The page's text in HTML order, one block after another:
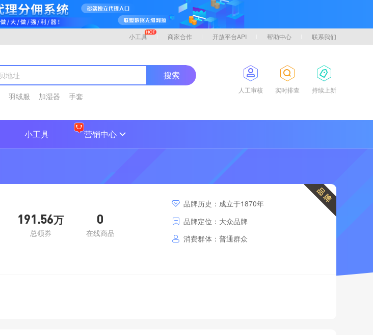
小工具 商家合作 开放平台API 帮助中心 联系我们
搜索
羽绒服 加湿器 手套
人工审核 实时排查 持续上新
小工具 营销中心
品牌历史：成立于1870年
品牌定位：大众品牌
消费群体：普通群众
191.56万
总领券
0
在线商品